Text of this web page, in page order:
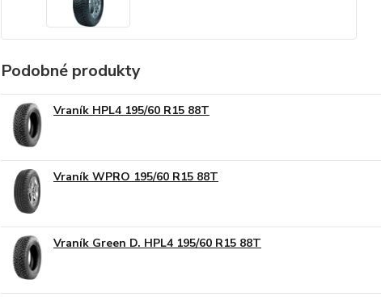
Podobné produkty
Vraník HPL4 195/60 R15 88T
Vraník WPRO 195/60 R15 88T
Vraník Green D. HPL4 195/60 R15 88T